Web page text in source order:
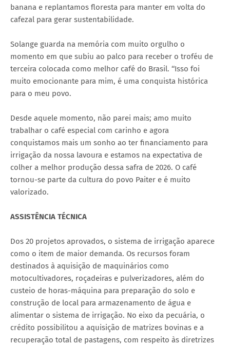
banana e replantamos floresta para manter em volta do
cafezal para gerar sustentabilidade.
Solange guarda na memória com muito orgulho o
momento em que subiu ao palco para receber o troféu de
terceira colocada como melhor café do Brasil. ‘‘Isso foi
muito emocionante para mim, é uma conquista histórica
para o meu povo.
Desde aquele momento, não parei mais; amo muito
trabalhar o café especial com carinho e agora
conquistamos mais um sonho ao ter financiamento para
irrigação da nossa lavoura e estamos na expectativa de
colher a melhor produção dessa safra de 2026. O café
tornou-se parte da cultura do povo Paiter e é muito
valorizado.
ASSISTÊNCIA TÉCNICA
Dos 20 projetos aprovados, o sistema de irrigação aparece
como o item de maior demanda. Os recursos foram
destinados à aquisição de maquinários como
motocultivadores, roçadeiras e pulverizadores, além do
custeio de horas-máquina para preparação do solo e
construção de local para armazenamento de água e
alimentar o sistema de irrigação. No eixo da pecuária, o
crédito possibilitou a aquisição de matrizes bovinas e a
recuperação total de pastagens, com respeito às diretrizes